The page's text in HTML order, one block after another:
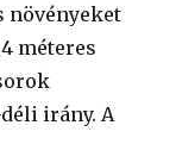
növényeket
méteres
irány. A